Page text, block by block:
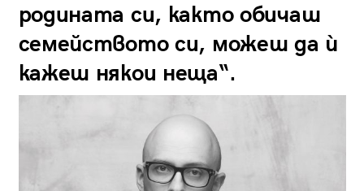
родината си, както обичаш
семейството си, можеш да ѝ
кажеш някои неща“.